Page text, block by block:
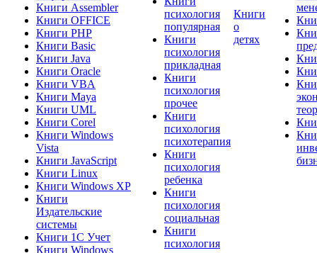
Книги Assembler
Книги OFFICE
Книги PHP
Книги Basic
Книги Java
Книги Oracle
Книги VBA
Книги Maya
Книги UML
Книги Corel
Книги Windows
Vista
Книги JavaScript
Книги Linux
Книги Windows XP
Книги
Издательские
системы
Книги 1C Учет
Книги Windows
психология
популярная
Книги
психология
прикладная
Книги
психология
прочее
Книги
психология
психотерапия
Книги
психология
ребенка
Книги
психология
социальная
Книги
психология
Книги
о
детях